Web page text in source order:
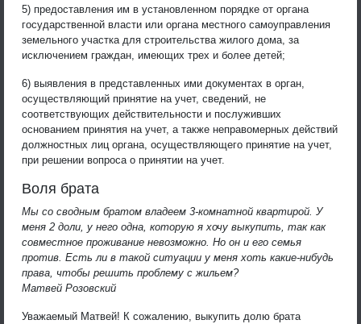
5) предоставления им в установленном порядке от органа
государственной власти или органа местного самоуправления
земельного участка для строительства жилого дома, за
исключением граждан, имеющих трех и более детей;
6) выявления в представленных ими документах в орган,
осуществляющий принятие на учет, сведений, не
соответствующих действительности и послуживших
основанием принятия на учет, а также неправомерных действий
должностных лиц органа, осуществляющего принятие на учет,
при решении вопроса о принятии на учет.
Воля брата
Мы со сводным братом владеем 3-комнатной квартирой. У
меня 2 доли, у него одна, которую я хочу выкупить, так как
совместное проживание невозможно. Но он и его семья
против. Есть ли в такой ситуации у меня хоть какие-нибудь
права, чтобы решить проблему с жильем?
Матвей Розовский
Уважаемый Матвей! К сожалению, выкупить долю брата